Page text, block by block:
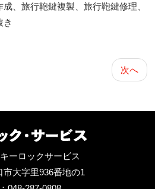
、旅行鞄鍵複製、旅行鞄鍵修理、
き
次へ
ーロックサービス
市大字里936番地の1